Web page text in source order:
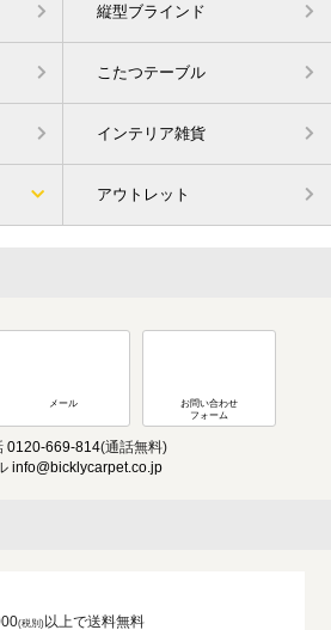
縦型ブラインド
こたつテーブル
インテリア雑貨
アウトレット
メール
お問い合わせ
フォーム
0120-669-814(通話無料)
info@bicklycarpet.co.jp
以上で送料無料